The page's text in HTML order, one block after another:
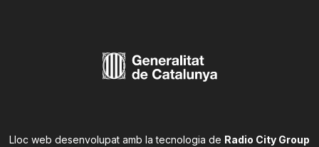
Lloc web desenvolupat amb la tecnologia de Radio City Group